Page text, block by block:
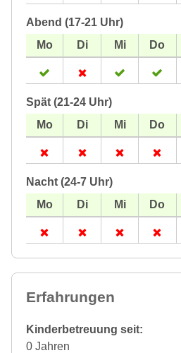
Abend (17-21 Uhr)
Spät (21-24 Uhr)
Nacht (24-7 Uhr)
Erfahrungen
Kinderbetreuung seit:
0 Jahren